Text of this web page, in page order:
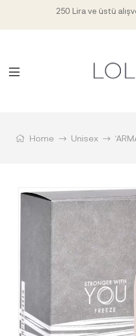
250 Lira ve üstü
Home Unisex